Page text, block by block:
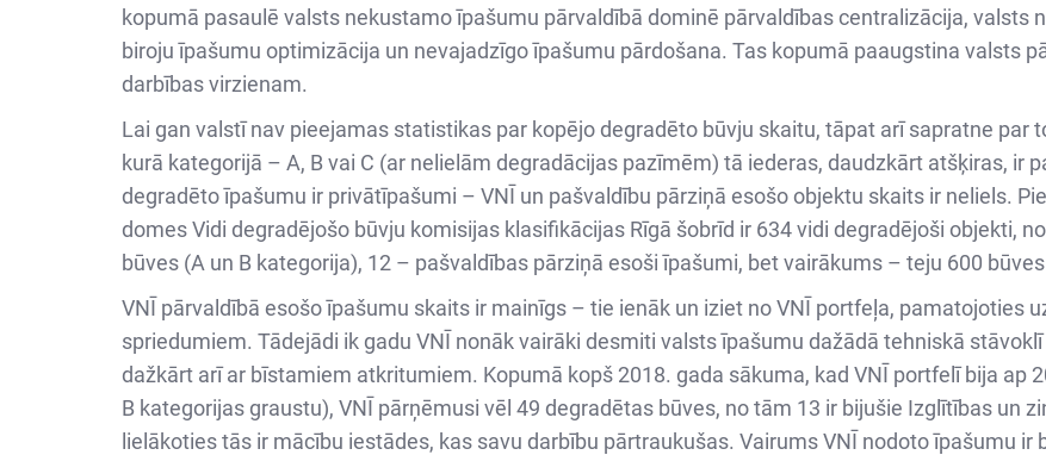
kopumā pasaulē valsts nekustamo īpašumu pārvaldībā dominē pārvaldības centralizācija,
biroju īpašumu optimizācija un nevajadzīgo īpašumu pārdošana. Tas kopumā paaugstina valsts
darbības virzienam.
Lai gan valstī nav pieejamas statistikas par kopējo degradēto būvju skaitu, tāpat arī sapratne par
kurā kategorijā – A, B vai C (ar nelielām degradācijas pazīmēm) tā iederas, daudzkārt atšķiras, ir
degradēto īpašumu ir privātīpašumi – VNĪ un pašvaldību pārziņā esošo objektu skaits ir neliels.
domes Vidi degradējošo būvju komisijas klasifikācijas Rīgā šobrīd ir 634 vidi degradējoši objekti,
būves (A un B kategorija), 12 – pašvaldības pārziņā esoši īpašumi, bet vairākums – teju 600
VNĪ pārvaldībā esošo īpašumu skaits ir mainīgs – tie ienāk un iziet no VNĪ portfeļa, pamatojoties
spriedumiem. Tādejādi ik gadu VNĪ nonāk vairāki desmiti valsts īpašumu dažādā tehniskā
dažkārt arī ar bīstamiem atkritumiem. Kopumā kopš 2018. gada sākuma, kad VNĪ portfelī bija ap
B kategorijas graustu), VNĪ pārņēmusi vēl 49 degradētas būves, no tām 13 ir bijušie Izglītības un
lielākoties tās ir mācību iestādes, kas savu darbību pārtraukušas. Vairums VNĪ nodoto īpašumu